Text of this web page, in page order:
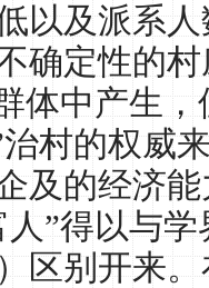
以及派系
确定性的
体中产生
治村的权威
及的经济
人”得以与
区别开来